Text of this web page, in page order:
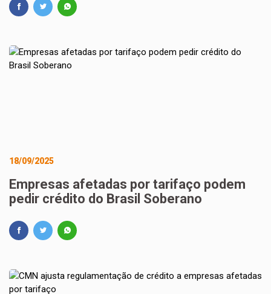
18/09/2025
Empresas afetadas por tarifaço podem
pedir crédito do Brasil Soberano